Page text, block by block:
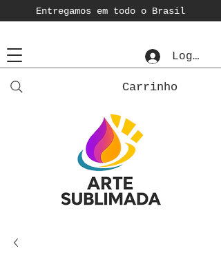
Entregamos em todo o Brasil
Login
Carrinho